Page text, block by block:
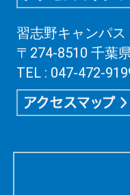
習志野キャンパ
〒274-8510 千葉
TEL : 047-472-